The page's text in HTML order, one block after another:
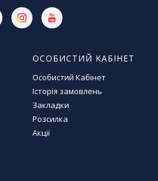
ОСОБИСТИЙ КАБІНЕТ
Особистий Кабінет
Історія замовлень
Закладки
Розсилка
Акції